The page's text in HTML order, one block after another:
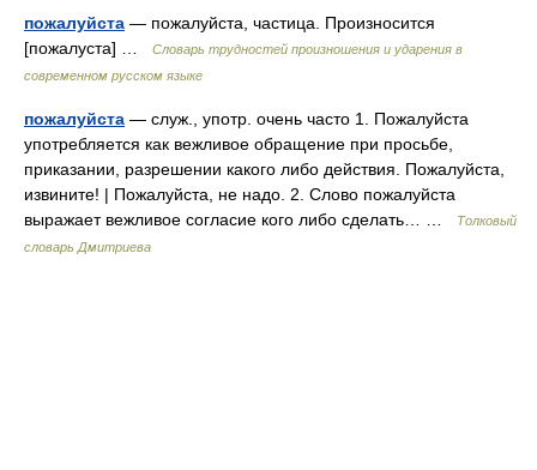
пожалуйста — пожалуйста, частица. Произносится
[пожалуста] …
Словарь трудностей произношения и ударения в
современном русском языке
пожалуйста — служ., употр. очень часто 1. Пожалуйста
употребляется как вежливое обращение при просьбе,
приказании, разрешении какого либо действия. Пожалуйста,
извините! | Пожалуйста, не надо. 2. Слово пожалуйста
выражает вежливое согласие кого либо сделать… …
Толковый
словарь Дмитриева